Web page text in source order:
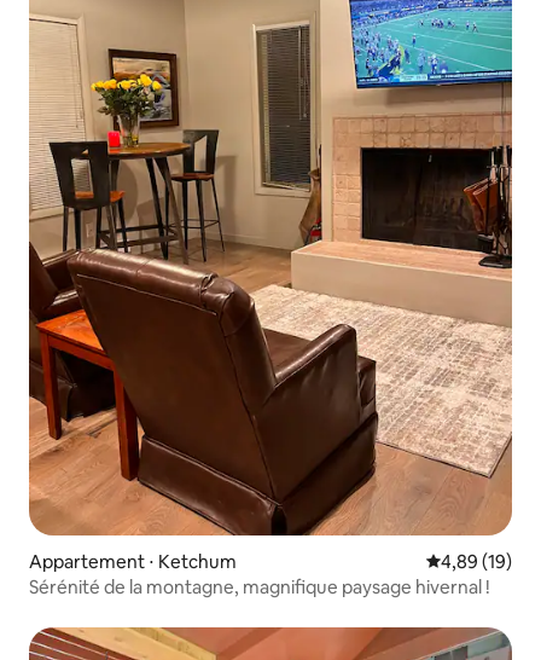
Appartement ⋅ Ketchum Évaluation
4,89 (19)
Sérénité de la montagne, magnifique paysage hivernal !